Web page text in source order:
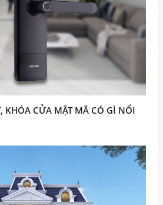
KHÓA CỬA MẬT MÃ CÓ GÌ NỔI